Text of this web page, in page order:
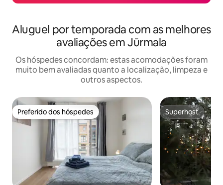
Aluguel por temporada com as melhores
avaliações em Jūrmala
Os hóspedes concordam: estas acomodações foram
muito bem avaliadas quanto a localização, limpeza e
outros aspectos.
Preferido dos hóspedes
Preferido dos hóspedes Superhost
Superhost